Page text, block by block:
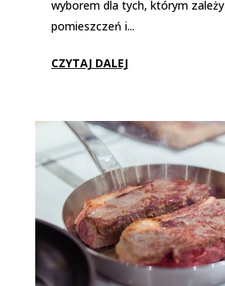
wyborem dla tych, którym
pomieszczeń i...
CZYTAJ DALEJ